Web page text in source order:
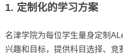
1. 定制化的学习方案
名津学院为每位学生量身定制
兴趣和目标，提供科目选择、竞